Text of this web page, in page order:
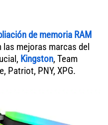
de memoria RAM
las mejoras marcas del
Kingston, Team
Patriot, PNY, XPG.